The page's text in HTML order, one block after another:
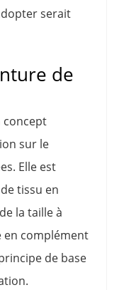
serait
de
concept
sur le
Elle est
tissu en
la taille à
en complément
de base